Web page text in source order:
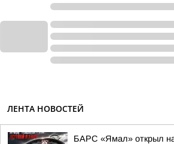
ЛЕНТА НОВОСТЕЙ
БАРС «Ямал» открыл